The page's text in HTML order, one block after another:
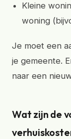
Kleine
woning
Je moet een
je gemeente.
naar een
Wat zijn de